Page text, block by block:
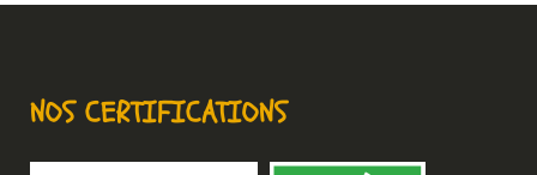
NOS CERTIFICATIONS